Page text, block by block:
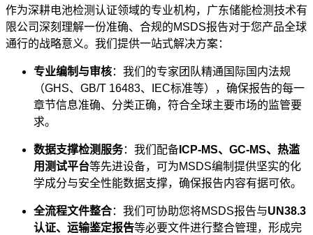
作为深耕电池检测认证领域的专业机构，广东储能检测技术有
限公司深刻理解一份准确、合规的MSDS报告对于您产品全球
通行的战略意义。我们提供一站式解决方案：
专业编制与审核：我们的专家团队精通国际国内法规
（GHS、GB/T 16483、IEC标准等），确保报告的每一
章节信息准确、分类正确，符合全球主要市场的监管要
求。
数据支撑检测服务：我们配备 ICP-MS、GC-MS、热滥
用测试平台等先进设备，可为MSDS编制提供坚实的化
学成分与安全性能数据支撑，确保报告内容有据可依。
全流程文件整合：我们可协助您将MSDS报告与UN38.3
认证、运输鉴定报告等必要文件进行整合管理，形成完